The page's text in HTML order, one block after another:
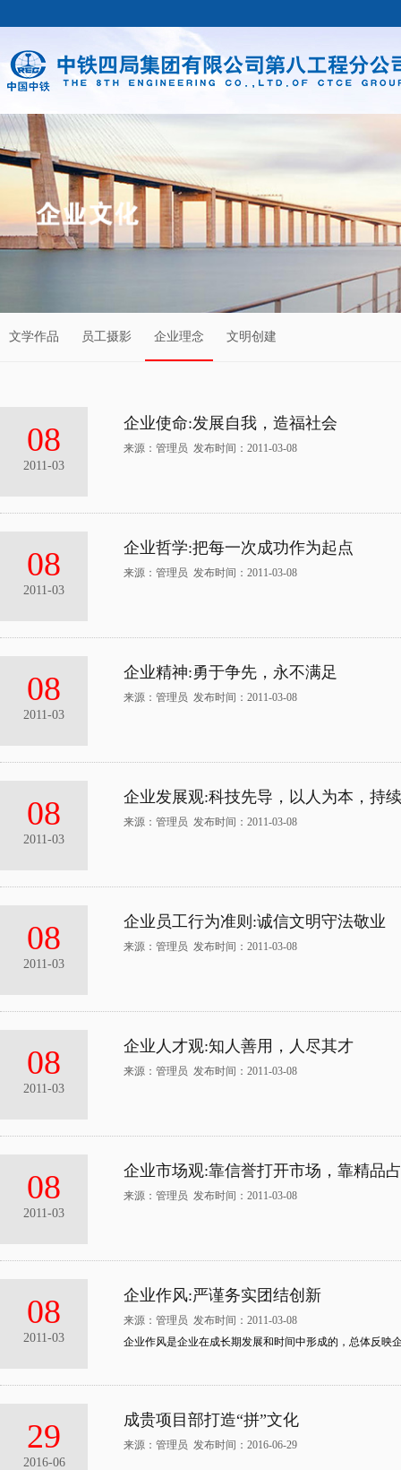
文学作品 员工摄影 企业理念 文明创建
08
2011-03
企业使命:发展自我，造福社会
来源：管理员 发布时间：2011-03-08
08
2011-03
企业哲学:把每一次成功作为起点
来源：管理员 发布时间：2011-03-08
08
2011-03
企业精神:勇于争先，永不满足
来源：管理员 发布时间：2011-03-08
08
2011-03
企业发展观:科技先导，以人为本，持
来源：管理员 发布时间：2011-03-08
08
2011-03
企业员工行为准则:诚信文明守法敬业
来源：管理员 发布时间：2011-03-08
08
2011-03
企业人才观:知人善用，人尽其才
来源：管理员 发布时间：2011-03-08
08
2011-03
企业市场观:靠信誉打开市场，靠精品
来源：管理员 发布时间：2011-03-08
08
2011-03
企业作风:严谨务实团结创新
来源：管理员 发布时间：2011-03-08
企业作风是企业在成长期发展和时间中形成的，总体反映
29
2016-06
成贵项目部打造“拼”文化
来源：管理员 发布时间：2016-06-29